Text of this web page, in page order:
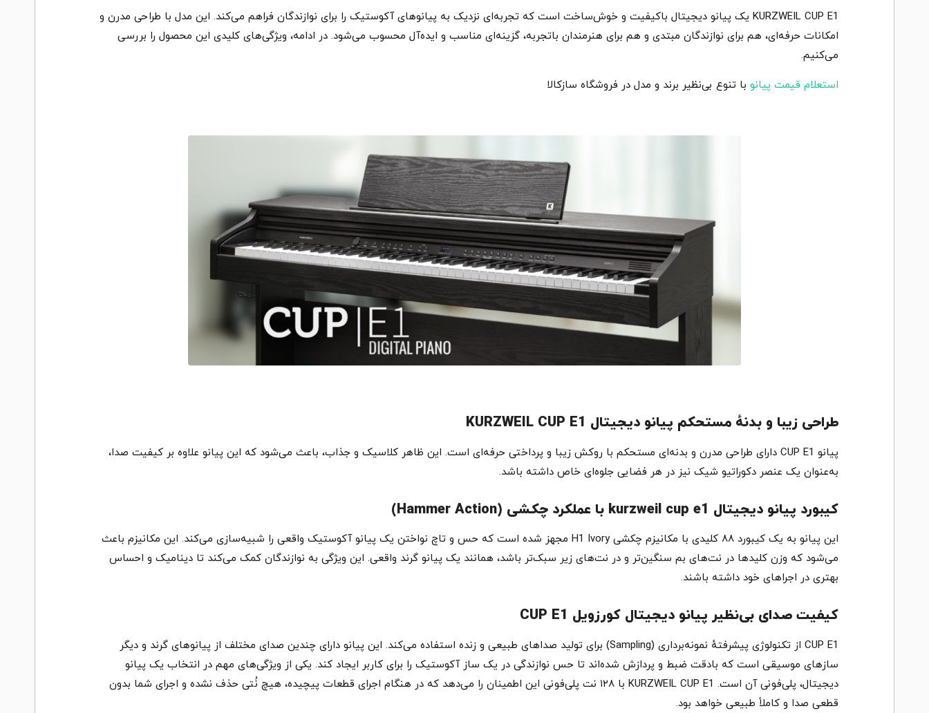
KURZWEIL CUP E1 یک پیانو دیجیتال باکیفیت و خوش‌ساخت است که تجربه‌ای نزدیک به پیانوهای آکوستیک را برای نوازندگان فراهم می‌کند. این مدل با طراحی مدرن و
امکانات حرفه‌ای، هم برای نوازندگان مبتدی و هم برای هنرمندان باتجربه، گزینه‌ای مناسب و ایده‌آل محسوب می‌شود. در ادامه، ویژگی‌های کلیدی این محصول را بررسی
می‌کنیم.
استعلام قیمت پیانوبا تنوع بی‌نظیر برند و مدل در فروشگاه سازکالا
طراحی زیبا و بدنهٔ مستحکم پیانو دیجیتال KURZWEIL CUP E1
پیانو CUP E1 دارای طراحی مدرن و بدنه‌ای مستحکم با روکش زیبا و پرداختی حرفه‌ای است. این ظاهر کلاسیک و جذاب، باعث می‌شود که این پیانو علاوه بر کیفیت صدا،
به‌عنوان یک عنصر دکوراتیو شیک نیز در هر فضایی جلوه‌ای خاص داشته باشد.
کیبورد پیانو دیجیتال kurzweil cup e1 با عملکرد چکشی (Hammer Action)
این پیانو به یک کیبورد ۸۸ کلیدی با مکانیزم چکشی H1 Ivory مجهز شده است که حس و تاچ نواختن یک پیانو آکوستیک واقعی را شبیه‌سازی می‌کند. این مکانیزم باعث
می‌شود که وزن کلیدها در نت‌های بم سنگین‌تر و در نت‌های زیر سبک‌تر باشد، همانند یک پیانو گرند واقعی. این ویژگی به نوازندگان کمک می‌کند تا دینامیک و احساس
بهتری در اجراهای خود داشته باشند.
کیفیت صدای بی‌نظیر پیانو دیجیتال کورزویل CUP E1
CUP E1 از تکنولوژی پیشرفتهٔ نمونه‌برداری (Sampling) برای تولید صداهای طبیعی و زنده استفاده می‌کند. این پیانو دارای چندین صدای مختلف از پیانوهای گرند و دیگر
سازهای موسیقی است که بادقت ضبط و پردازش شده‌اند تا حس نوازندگی در یک ساز آکوستیک را برای کاربر ایجاد کند. یکی از ویژگی‌های مهم در انتخاب یک پیانو
دیجیتال، پلی‌فونی آن است. KURZWEIL CUP E1 با ۱۲۸ نت پلی‌فونی این اطمینان را می‌دهد که در هنگام اجرای قطعات پیچیده، هیچ نُتی حذف نشده و اجرای شما بدون
قطعی صدا و کاملاً طبیعی خواهد بود.